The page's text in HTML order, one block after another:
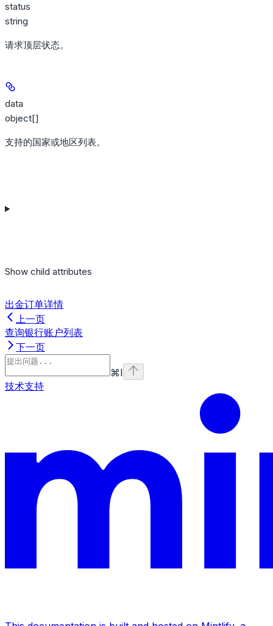
status
string
请求顶层状态。
data
object[]
支持的国家或地区列表。
Show child attributes
出金订单详情
上一页
查询银行账户列表
下一页
⌘I
技术支持